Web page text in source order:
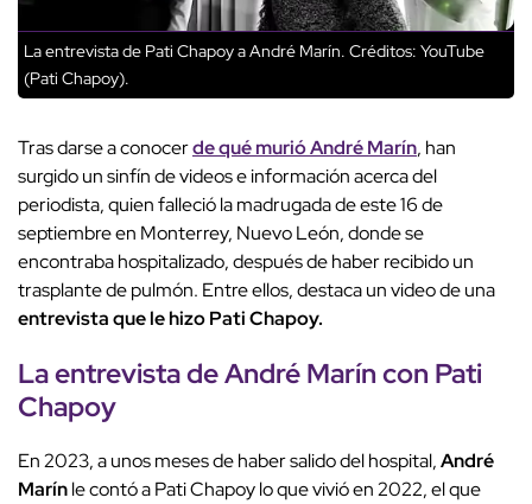
La entrevista de Pati Chapoy a André Marín. Créditos: YouTube
(Pati Chapoy).
Tras darse a conocerde qué murió André Marín, han
surgido un sinfín de videos e información acerca del
periodista, quien falleció la madrugada de este 16 de
septiembre en Monterrey, Nuevo León, donde se
encontraba hospitalizado, después de haber recibido un
trasplante de pulmón. Entre ellos, destaca un video de una
entrevista que le hizo Pati Chapoy.
La entrevista de André Marín con Pati
Chapoy
En 2023, a unos meses de haber salido del hospital,André
Marínle contó a Pati Chapoy lo que vivió en 2022, el que